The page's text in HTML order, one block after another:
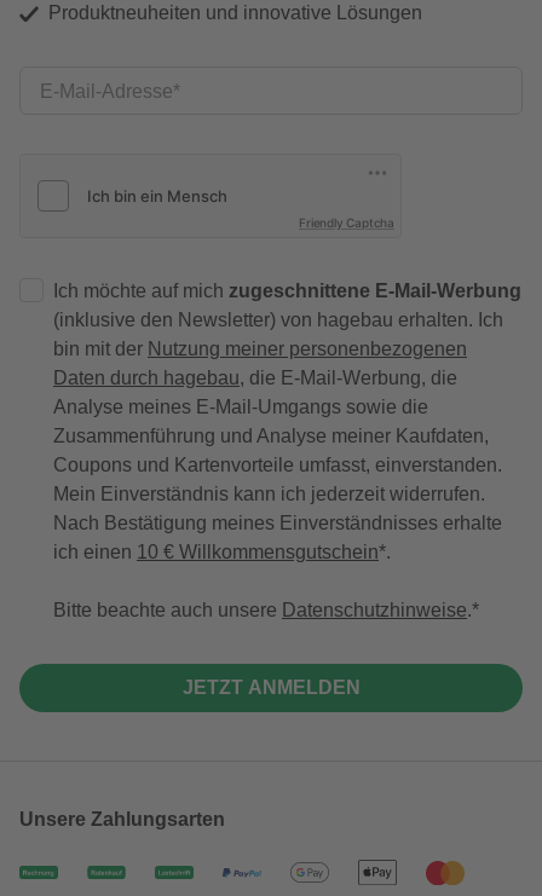
Produktneuheiten und innovative Lösungen
E-Mail-Adresse
Friendly Captcha
Ich möchte auf mich zugeschnittene E-Mail-Werbung
(inklusive den Newsletter) von hagebau erhalten. Ich
bin mit der Nutzung meiner personenbezogenen
Daten durch hagebau, die E-Mail-Werbung, die
Analyse meines E-Mail-Umgangs sowie die
Zusammenführung und Analyse meiner Kaufdaten,
Coupons und Kartenvorteile umfasst, einverstanden.
Mein Einverständnis kann ich jederzeit widerrufen.
Nach Bestätigung meines Einverständnisses erhalte
ich einen 10 € Willkommensgutschein*.
Bitte beachte auch unsere Datenschutzhinweise.
JETZT ANMELDEN
Unsere Zahlungsarten